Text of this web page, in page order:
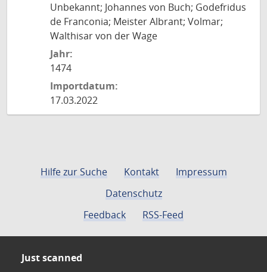
Unbekannt; Johannes von Buch; Godefridus
de Franconia; Meister Albrant; Volmar;
Walthisar von der Wage
Jahr:
1474
Importdatum:
17.03.2022
Hilfe zur Suche Kontakt
Impressum
Datenschutz
Feedback
RSS-Feed
Just scanned